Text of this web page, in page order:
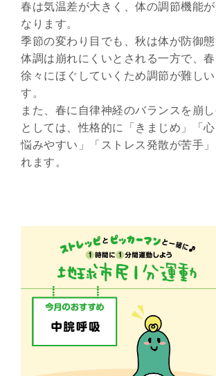
春は気温差が大きく、体の調節機能が
なります。
季節の変わり目でも、秋は体が防御
体調は崩れにくいとされる一方で、
徐々にほぐしていくため調節が難し
す。
また、春に自律神経のバランスを崩
としては、性格的に「きまじめ」「
悩みやすい」「ストレス発散が苦手
れます。